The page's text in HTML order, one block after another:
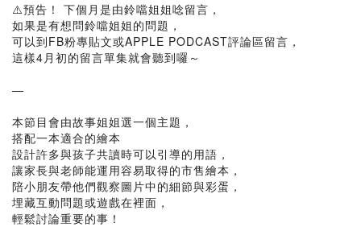
⚠️預告！ 下個月是由鈴噹姐姐唸留言，
如果是有想問鈴噹姐姐的問題，
可以到FB粉專貼文或APPLE PODCAST評論區留言，
這樣4月初的留言單集就會聽到囉～
—
本節目會由故事姐姐選一個主題，
搭配一本適合的繪本
設計許多與孩子共讀時可以引導的用語，
讓家長與老師能運用容易取得的市售繪本，
陪小朋友帶他們觀察圖片中的細節與彩蛋，
埋藏互動問題或遊戲在裡面，
輕鬆討論重要的事！